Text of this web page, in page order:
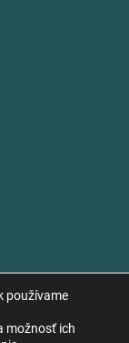
používame
možnosť ich